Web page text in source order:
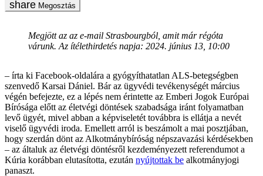
Megosztás
Megjött az az e-mail Strasbourgból, amit már régóta
várunk. Az ítélethirdetés napja: 2024. június 13, 10:00
– írta ki Facebook-oldalára a gyógyíthatatlan ALS-betegségben
szenvedő Karsai Dániel. Bár az ügyvédi tevékenységét március
végén befejezte, ez a lépés nem érintette az Emberi Jogok Európai
Bírósága előtt az életvégi döntések szabadsága iránt folyamatban
levő ügyét, mivel abban a képviseletét továbbra is ellátja a nevét
viselő ügyvédi iroda. Emellett arról is beszámolt a mai posztjában,
hogy szerdán dönt az Alkotmánybíróság népszavazási kérdésekben
– az általuk az életvégi döntésről kezdeményezett referendumot a
Kúria korábban elutasította, ezután nyújtottak be alkotmányjogi
panaszt.